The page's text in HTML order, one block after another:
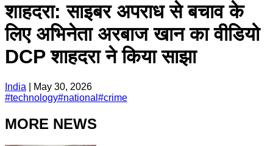
शाहदरा: साइबर अपराध से बचाव के
लिए अभिनेता अरबाज खान का वीडियो
DCP शाहदरा ने किया साझा
India
May 30, 2026
#technology#national #crime
MORE NEWS